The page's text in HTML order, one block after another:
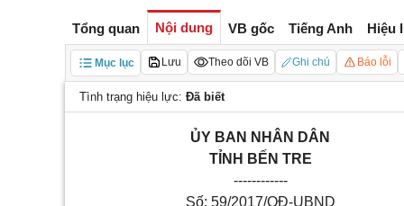
Tổng quan Nội dung VB gốc Tiếng Anh Hiệu
Mục lục Lưu Theo dõi VB Ghi chú Báo lỗi
Tình trạng hiệu lực: Đã biết
ỦY BAN NHÂN DÂN
TỈNH BẾN TRE
------------
Số: 59/2017/QĐ-UBND